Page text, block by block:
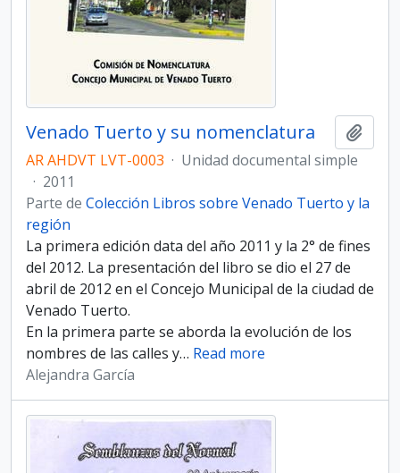
Venado Tuerto y su nomenclatura
AR AHDVT LVT-0003 · Unidad documental simple
· 2011
Parte de Colección Libros sobre Venado Tuerto y la
región
La primera edición data del año 2011 y la 2° de fines
del 2012. La presentación del libro se dio el 27 de
abril de 2012 en el Concejo Municipal de la ciudad de
Venado Tuerto.
En la primera parte se aborda la evolución de los
nombres de las calles y… Read more
Alejandra García